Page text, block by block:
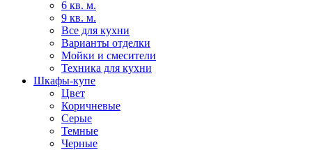
6 кв. м.
9 кв. м.
Все для кухни
Варианты отделки
Мойки и смесители
Техника для кухни
Шкафы-купе
Цвет
Коричневые
Серые
Темные
Черные